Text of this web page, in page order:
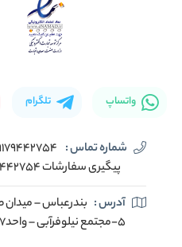
واتساپ تلگرام
شماره تماس :
پیگیری سفارشات 09179442754
آدرس : بندرعباس – میدان
5-مجتمع نیلوفرآبی – واحد17